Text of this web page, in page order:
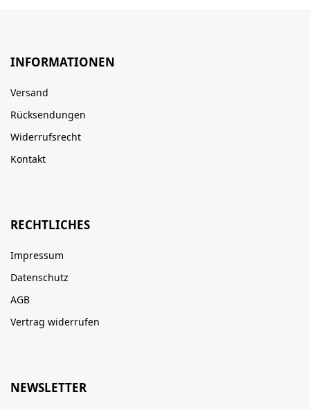
INFORMATIONEN
Versand
Rücksendungen
Widerrufsrecht
Kontakt
RECHTLICHES
Impressum
Datenschutz
AGB
Vertrag widerrufen
NEWSLETTER